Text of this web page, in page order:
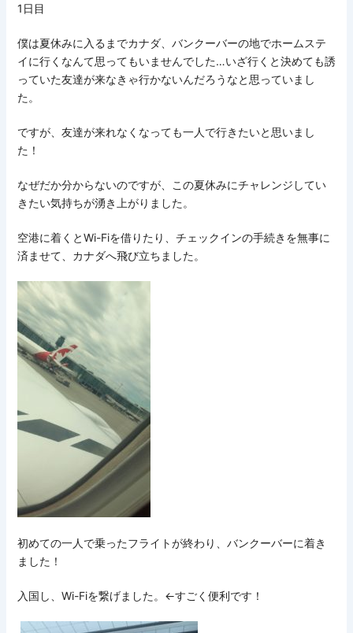
1日目
僕は夏休みに入るまでカナダ、バンクーバーの地でホームステ
イに行くなんて思ってもいませんでした…いざ行くと決めても誘
っていた友達が来なきゃ行かないんだろうなと思っていまし
た。
ですが、友達が来れなくなっても一人で行きたいと思いまし
た！
なぜだか分からないのですが、この夏休みにチャレンジしてい
きたい気持ちが湧き上がりました。
空港に着くとWi-Fiを借りたり、チェックインの手続きを無事に
済ませて、カナダへ飛び立ちました。
初めての一人で乗ったフライトが終わり、バンクーバーに着き
ました！
入国し、Wi-Fiを繋げました。←すごく便利です！